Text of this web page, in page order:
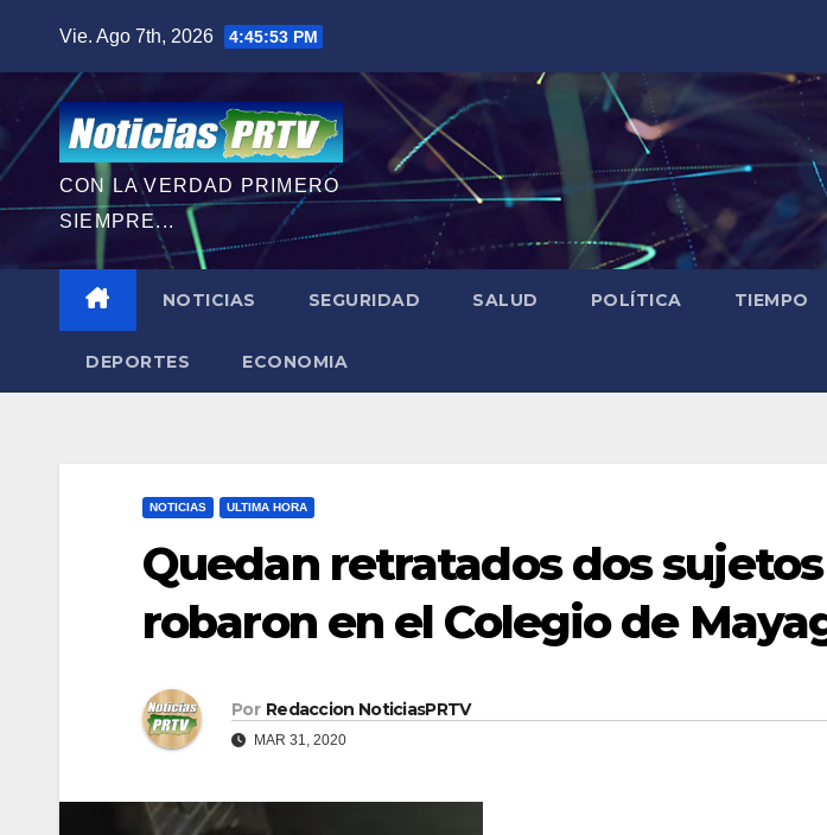
contenido
Vie. Ago 7th, 2026 4:45:55 PM
CON LA VERDAD PRIMERO
SIEMPRE...
NOTICIAS SEGURIDAD SALUD POLÍTICA TIEMPO
DEPORTES ECONOMIA
NOTICIAS ULTIMA HORA
Quedan retratados dos
robaron en el Colegio de
Por Redaccion NoticiasPRTV
MAR 31, 2020